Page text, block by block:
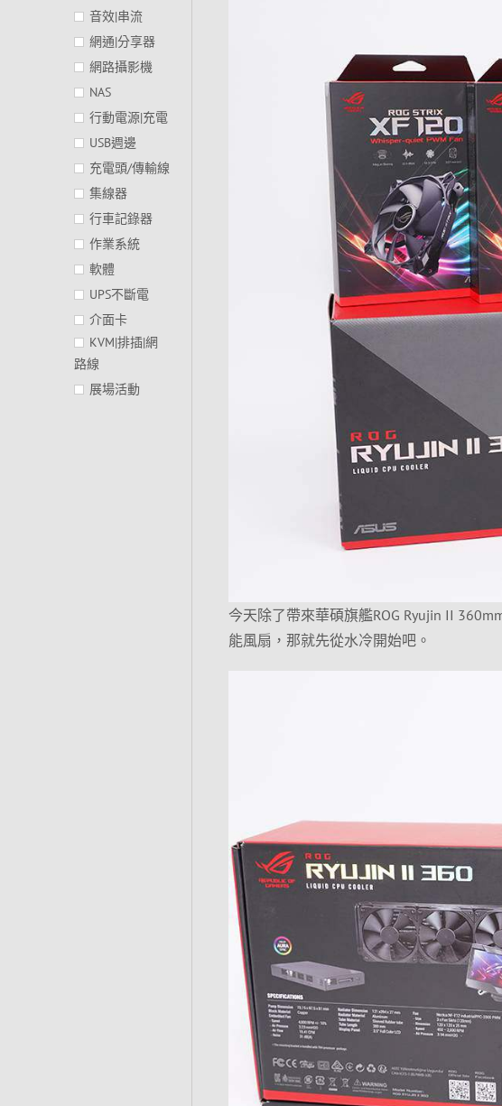
今天除了帶來華碩旗艦ROG Ryujin II
能風扇，那就先從水冷開始吧。
音效|串流
網通|分享器
網路攝影機
NAS
行動電源|充電
USB週邊
充電頭/傳輸線
集線器
行車記錄器
作業系統
軟體
UPS不斷電
介面卡
KVM|排插|網
路線
展場活動